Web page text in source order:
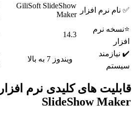
✅ نام نرم افزار
GiliSoft SlideShow
Maker
⭐نسخه نرم
افزار
14.3
✔️ نیازمند
سیستم
ویندوز 7 به بالا
SlideShow Maker